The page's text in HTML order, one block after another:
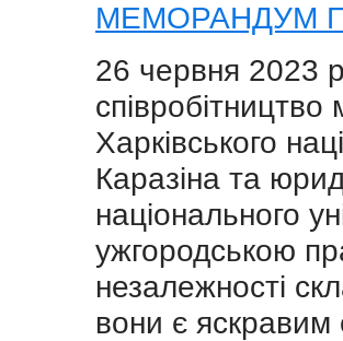
МЕМОРАНДУМ
26 червня 2023
Харківського
Каразіна та
національного
ужгородською
незалежності
вони є яскравим